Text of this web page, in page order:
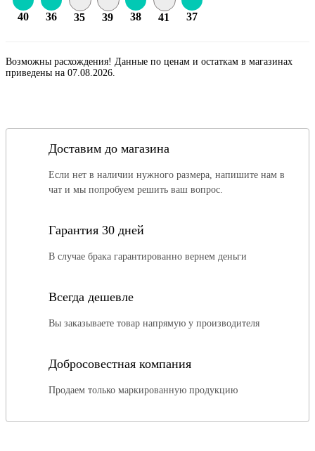
40 36 35 39 38 41 37
Возможны расхождения! Данные по ценам и остаткам в магазинах
приведены на 07.08.2026.
Доставим до магазина
Если нет в наличии нужного размера, напишите нам в
чат и мы попробуем решить ваш вопрос.
Гарантия 30 дней
В случае брака гарантированно вернем деньги
Всегда дешевле
Вы заказываете товар напрямую у производителя
Добросовестная компания
Продаем только маркированную продукцию